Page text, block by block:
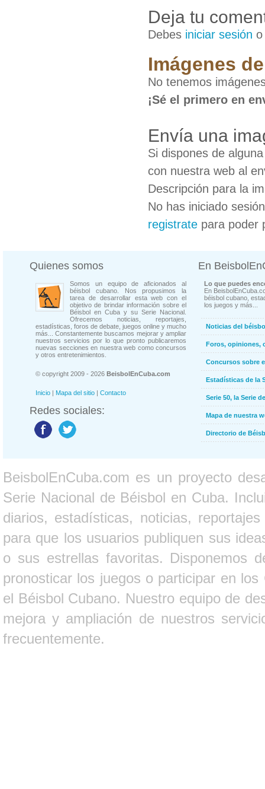
Deja tu
Debes iniciar sesión
Imágenes
No tenemos
¡Sé el primero en
Envía una
Si dispones de
con nuestra web al
Descripción para la
No has iniciado
registrate para poder
Quienes somos
Somos un equipo de aficionados al
béisbol cubano. Nos propusimos la
tarea de desarrollar esta web con el
objetivo de brindar información sobre el
Béisbol en Cuba y su Serie Nacional.
Ofrecemos noticias, reportajes,
estadísticas, foros de debate, juegos online y mucho
más... Constantemente buscamos mejorar y ampliar
nuestros servicios por lo que pronto publicaremos
nuevas secciones en nuestra web como concursos
y otros entretenimientos.
© copyright 2009 - 2026 BeisbolEnCuba.com
Inicio | Mapa del sitio | Contacto
Redes sociales:
En
Lo que puedes
En
béisbol cubano,
los juegos y más...
Noticias del
Foros, opiniones,
Concursos sobre
Estadísticas de la
Serie 50, la Serie
Mapa de nuestra
Directorio de
BeisbolEnCuba.com es un proyecto
Serie Nacional de Béisbol en Cuba.
diarios, estadísticas, noticias,
para que los usuarios publiquen sus
o sus estrellas favoritas. Disponemos
pronosticar los juegos o participar en
el Béisbol Cubano. Nuestro equipo de
mejora y ampliación de nuestros
frecuentemente.